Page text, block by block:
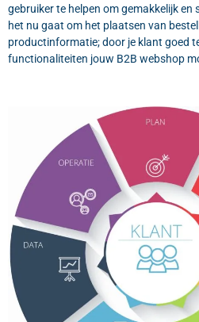
gebruiker te helpen om gemakkelijk en
het nu gaat om het plaatsen van
productinformatie; door je klant goed
functionaliteiten jouw B2B webshop